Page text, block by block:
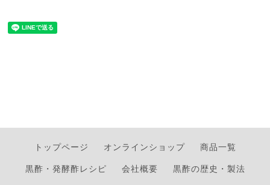
トップページ オンラインショップ 商品一覧
黒酢・発酵酢レシピ 会社概要 黒酢の歴史・製法